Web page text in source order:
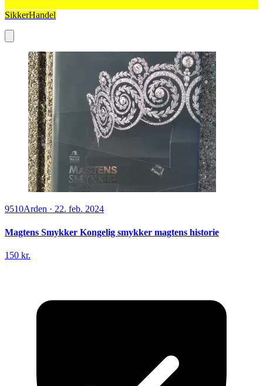
SikkerHandel
9510Arden · 22. feb. 2024
Magtens Smykker Kongelig smykker magtens historie
150 kr.